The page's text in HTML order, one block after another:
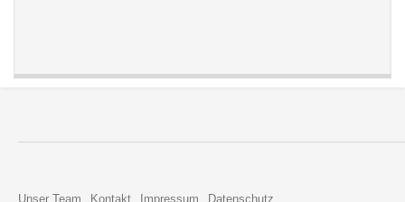
Unser Team Kontakt Impressum Datenschutz